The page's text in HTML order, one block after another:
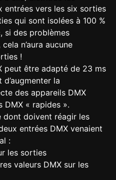
entrées vers les six sorties
qui sont isolées à 100 %
si des problèmes
n’aura aucune
!
peut être adapté de 23 ms
la
des appareils DMX
DMX « rapides ».
dont doivent réagir les
entrées DMX venaient
:
les sorties
valeurs DMX sur les